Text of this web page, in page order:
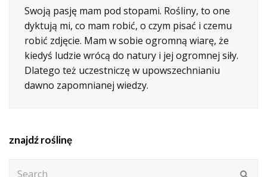
Swoją pasję mam pod stopami. Rośliny, to one
dyktują mi, co mam robić, o czym pisać i czemu
robić zdjęcie. Mam w sobie ogromną wiarę, że
kiedyś ludzie wrócą do natury i jej ogromnej siły.
Dlatego też uczestniczę w upowszechnianiu
dawno zapomnianej wiedzy.
znajdź roślinę